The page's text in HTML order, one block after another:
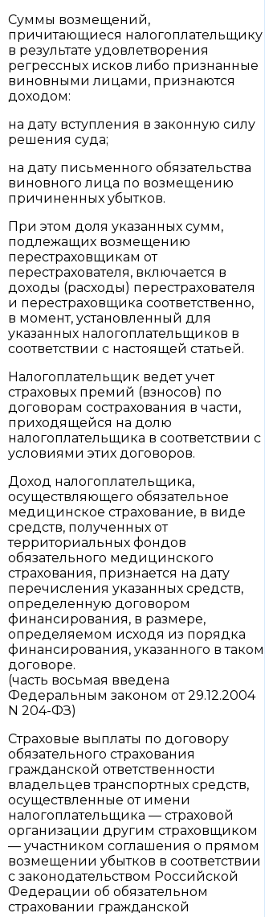
Суммы возмещений,
причитающиеся налогоплательщику
в результате удовлетворения
регрессных исков либо признанные
виновными лицами, признаются
доходом:
на дату вступления в законную силу
решения суда;
на дату письменного обязательства
виновного лица по возмещению
причиненных убытков.
При этом доля указанных сумм,
подлежащих возмещению
перестраховщикам от
перестрахователя, включается в
доходы (расходы) перестрахователя
и перестраховщика соответственно,
в момент, установленный для
указанных налогоплательщиков в
соответствии с настоящей статьей.
Налогоплательщик ведет учет
страховых премий (взносов) по
договорам сострахования в части,
приходящейся на долю
налогоплательщика в соответствии с
условиями этих договоров.
Доход налогоплательщика,
осуществляющего обязательное
медицинское страхование, в виде
средств, полученных от
территориальных фондов
обязательного медицинского
страхования, признается на дату
перечисления указанных средств,
определенную договором
финансирования, в размере,
определяемом исходя из порядка
финансирования, указанного в таком
договоре.
(часть восьмая введена
Федеральным законом от 29.12.2004
N 204-ФЗ)
Страховые выплаты по договору
обязательного страхования
гражданской ответственности
владельцев транспортных средств,
осуществленные от имени
налогоплательщика — страховой
организации другим страховщиком
— участником соглашения о прямом
возмещении убытков в соответствии
с законодательством Российской
Федерации об обязательном
страховании гражданской